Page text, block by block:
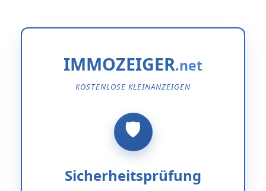
IMMOZEIGER
KOSTENLOSE KLEINANZEIGEN
Sicherheitsprüfung